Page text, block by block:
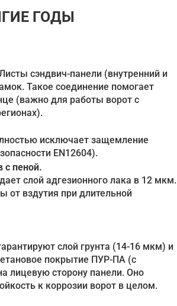
ГОДЫ
сэндвич-панели (внутренний и
Такое соединение помогает
(важно для работы ворот с
исключает защемление
EN12604).
с пеной.
слой адгезионного лака в 12 мкм.
вздутия при длительной
слой грунта (14-16 мкм) и
покрытие ПУР-ПА (с
лицевую сторону панели. Оно
к коррозии ворот в целом.